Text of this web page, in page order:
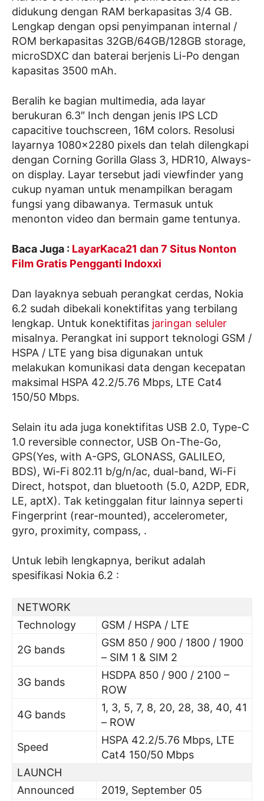
didukung dengan RAM berkapasitas 3/4 GB.
Lengkap dengan opsi penyimpanan internal /
ROM berkapasitas 32GB/64GB/128GB storage,
microSDXC dan baterai berjenis Li-Po dengan
kapasitas 3500 mAh.
Beralih ke bagian multimedia, ada layar
berukuran 6.3″ Inch dengan jenis IPS LCD
capacitive touchscreen, 16M colors. Resolusi
layarnya 1080×2280 pixels dan telah dilengkapi
dengan Corning Gorilla Glass 3, HDR10, Always-
on display. Layar tersebut jadi viewfinder yang
cukup nyaman untuk menampilkan beragam
fungsi yang dibawanya. Termasuk untuk
menonton video dan bermain game tentunya.
Baca Juga : LayarKaca21 dan 7 Situs Nonton
Film Gratis Pengganti Indoxxi
Dan layaknya sebuah perangkat cerdas, Nokia
6.2 sudah dibekali konektifitas yang terbilang
lengkap. Untuk konektifitas jaringan seluler
misalnya. Perangkat ini support teknologi GSM /
HSPA / LTE yang bisa digunakan untuk
melakukan komunikasi data dengan kecepatan
maksimal HSPA 42.2/5.76 Mbps, LTE Cat4
150/50 Mbps.
Selain itu ada juga konektifitas USB 2.0, Type-C
1.0 reversible connector, USB On-The-Go,
GPS(Yes, with A-GPS, GLONASS, GALILEO,
BDS), Wi-Fi 802.11 b/g/n/ac, dual-band, Wi-Fi
Direct, hotspot, dan bluetooth (5.0, A2DP, EDR,
LE, aptX). Tak ketinggalan fitur lainnya seperti
Fingerprint (rear-mounted), accelerometer,
gyro, proximity, compass, .
Untuk lebih lengkapnya, berikut adalah
spesifikasi Nokia 6.2 :
NETWORK
Technology
GSM / HSPA / LTE
2G bands
GSM 850 / 900 / 1800 / 1900
– SIM 1 & SIM 2
3G bands
HSDPA 850 / 900 / 2100 –
ROW
4G bands
1, 3, 5, 7, 8, 20, 28, 38, 40, 41
– ROW
Speed
HSPA 42.2/5.76 Mbps, LTE
Cat4 150/50 Mbps
LAUNCH
Announced
2019, September 05